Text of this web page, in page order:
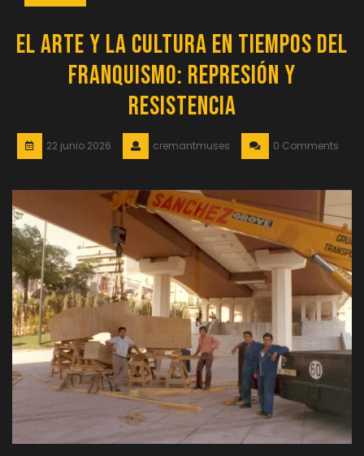
El arte y la cultura en tiempos del
franquismo: represión y
resistencia
22 junio 2026 cremantmuses 0 Comments